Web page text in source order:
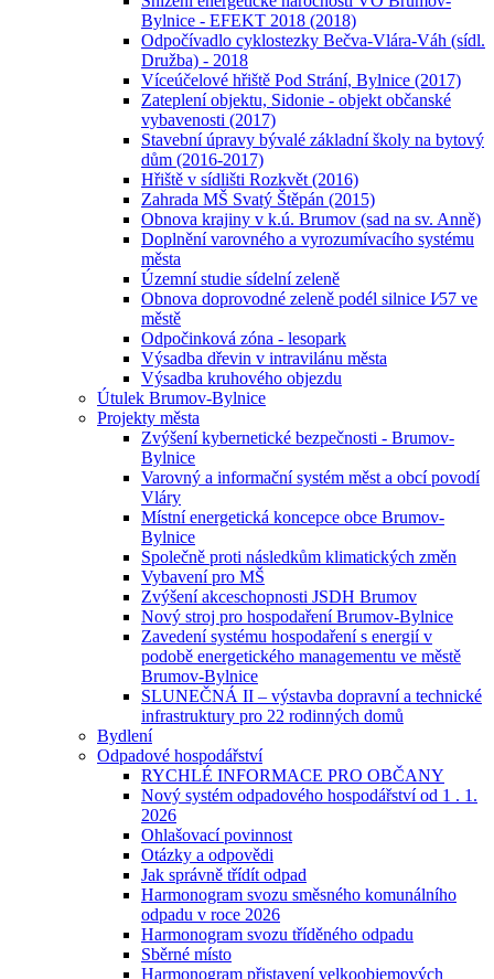
Bylnice - EFEKT 2018 (2018)
Odpočívadlo cyklostezky Bečva-Vlára-Váh (sídl.
Družba) - 2018
Víceúčelové hřiště Pod Strání, Bylnice (2017)
Zateplení objektu, Sidonie - objekt občanské
vybavenosti (2017)
Stavební úpravy bývalé základní školy na bytový
dům (2016-2017)
Hřiště v sídlišti Rozkvět (2016)
Zahrada MŠ Svatý Štěpán (2015)
Obnova krajiny v k.ú. Brumov (sad na sv. Anně)
Doplnění varovného a vyrozumívacího systému
města
Územní studie sídelní zeleně
Obnova doprovodné zeleně podél silnice I⁄57 ve
městě
Odpočinková zóna - lesopark
Výsadba dřevin v intravilánu města
Výsadba kruhového objezdu
Útulek Brumov-Bylnice
Projekty města
Zvýšení kybernetické bezpečnosti - Brumov-
Bylnice
Varovný a informační systém měst a obcí povodí
Vláry
Místní energetická koncepce obce Brumov-
Bylnice
Společně proti následkům klimatických změn
Vybavení pro MŠ
Zvýšení akceschopnosti JSDH Brumov
Nový stroj pro hospodaření Brumov-Bylnice
Zavedení systému hospodaření s energií v
podobě energetického managementu ve městě
Brumov-Bylnice
SLUNEČNÁ II – výstavba dopravní a technické
infrastruktury pro 22 rodinných domů
Bydlení
Odpadové hospodářství
RYCHLÉ INFORMACE PRO OBČANY
Nový systém odpadového hospodářství od 1 . 1.
2026
Ohlašovací povinnost
Otázky a odpovědi
Jak správně třídít odpad
Harmonogram svozu směsného komunálního
odpadu v roce 2026
Harmonogram svozu tříděného odpadu
Sběrné místo
Harmonogram přistavení velkoobjemových